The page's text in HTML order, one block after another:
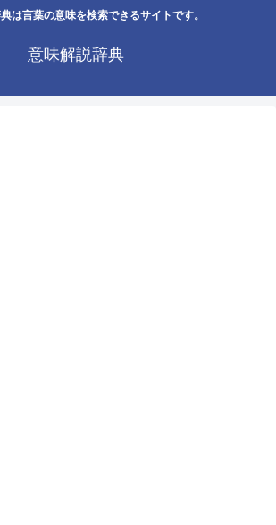
は言葉の意味を検索できるサイトです。
意味解説辞典